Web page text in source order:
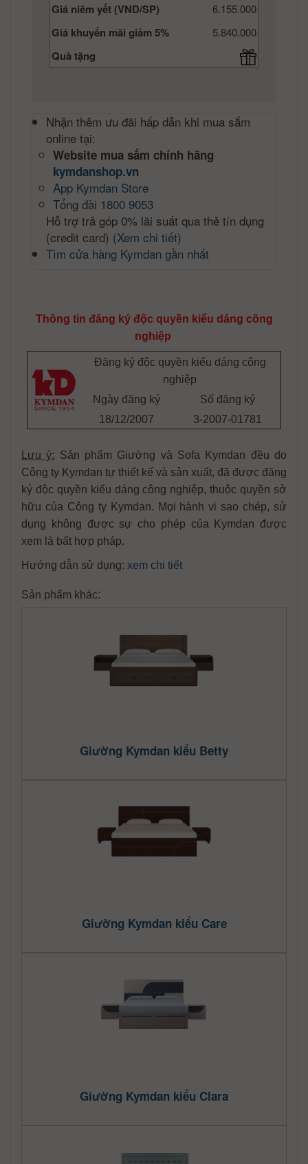
6.155.000
Giá niêm yết (VND/SP)
5.840.000
Giá khuyến mãi giảm 5%
Quà tặng
Nhận thêm ưu đãi hấp dẫn khi mua sắm
online tại:
Website mua sắm chính hãng
kymdanshop.vn
App Kymdan Store
Tổng đài 1800 9053
Hỗ trợ trả góp 0% lãi suất qua thẻ tín dụng
(credit card) (Xem chi tiết)
Tìm cửa hàng Kymdan gần nhất
Thông tin đăng ký độc quyền kiểu dáng công
nghiệp
Đăng ký độc quyền kiểu dáng công
nghiệp
Ngày đăng ký
Số đăng ký
18/12/2007
3-2007-01781
Lưu ý: Sản phẩm Giường và Sofa Kymdan đều do
Công ty Kymdan tự thiết kế và sản xuất, đã được đăng
ký độc quyền kiểu dáng công nghiệp, thuộc quyền sở
hữu của Công ty Kymdan. Mọi hành vi sao chép, sử
dụng không được sự cho phép của Kymdan được
xem là bất hợp pháp.
Hướng dẫn sử dụng: xem chi tiết
Sản phẩm khác:
Giường Kymdan kiểu Betty
Giường Kymdan kiểu Care
Giường Kymdan kiểu Clara